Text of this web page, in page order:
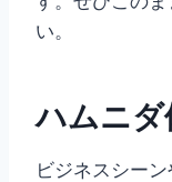
い。
ハムニダ
ビジネスシー